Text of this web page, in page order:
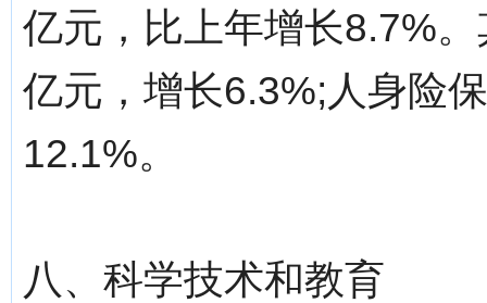
亿元，比上年增长8.7%
亿元，增长6.3%;人身险
12.1%。
八、科学技术和教育